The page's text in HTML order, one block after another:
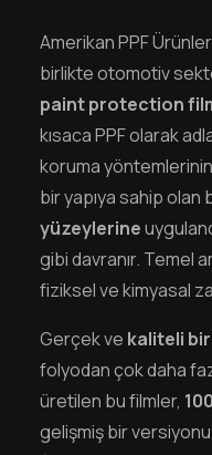
Amerikan PPF
birlikte otomotiv
paint protection
kısaca PPF olarak
koruma
bir yapıya sahip olan
yüzeylerine
gibi davranır. Temel
fiziksel ve kimyasal
Gerçek ve kaliteli
folyodan çok daha
üretilen bu filmler,
gelişmiş bir